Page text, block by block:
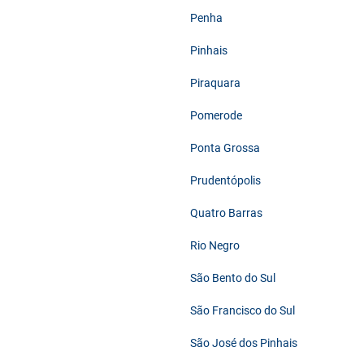
Penha
Pinhais
Piraquara
Pomerode
Ponta Grossa
Prudentópolis
Quatro Barras
Rio Negro
São Bento do Sul
São Francisco do Sul
São José dos Pinhais